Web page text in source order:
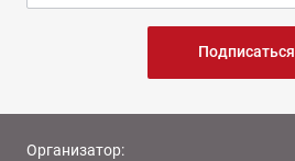
Подписаться
Организатор: